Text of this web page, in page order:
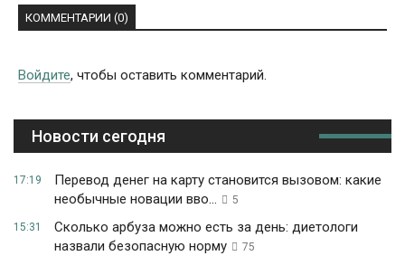
КОММЕНТАРИИ (0)
Войдите, чтобы оставить комментарий.
Новости сегодня
17:19
Перевод денег на карту становится вызовом: какие
необычные новации вво...
5
15:31
Сколько арбуза можно есть за день: диетологи
назвали безопасную норму
75